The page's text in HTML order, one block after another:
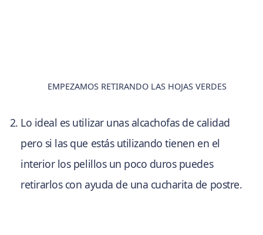
EMPEZAMOS RETIRANDO LAS HOJAS VERDES
Lo ideal es utilizar unas alcachofas de calidad
pero si las que estás utilizando tienen en el
interior los pelillos un poco duros puedes
retirarlos con ayuda de una cucharita de postre.